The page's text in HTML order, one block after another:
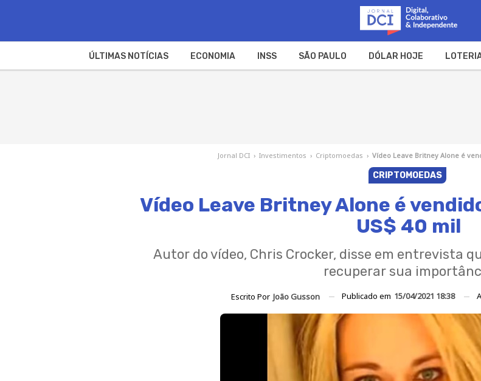
ÚLTIMAS NOTÍCIAS ECONOMIA INSS SÃO PAULO DÓLAR HOJE
Jornal DCI › Investimentos › Criptomoedas › Vídeo Leave Britney Alone é
CRIPTOMOEDAS
Vídeo Leave Britney Alone é
US$ 40 mil
Autor do vídeo, Chris Crocker, disse em entrevista
recuperar sua
Escrito Por João Gusson Publicado em 15/04/2021 18:38